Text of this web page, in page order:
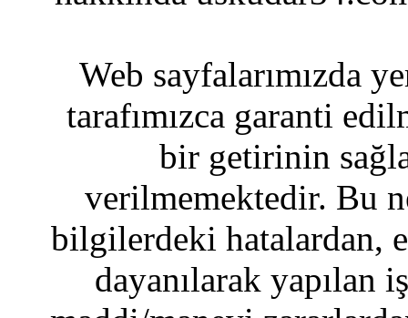
Web sayfalarımızda
tarafımızca garanti
bir getirinin
verilmemektedir. Bu
bilgilerdeki hatalardan,
dayanılarak yapılan